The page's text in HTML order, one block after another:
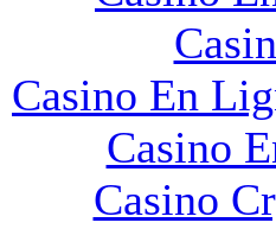
Casino En
Casino
Casino